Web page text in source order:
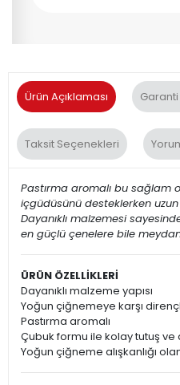
Ürün Açıklaması
Taksit Seçenekleri
Pastırma aromalı bu sağlam
içgüdüsünü desteklerken uzun
Dayanıklı malzemesi
en güçlü çenelere bile
ÜRÜN ÖZELLİKLERİ
Dayanıklı malzeme yapısı
Yoğun çiğnemeye karşı
Pastırma aromalı
Çubuk formu ile kolay tutuş ve
Yoğun çiğneme alışkanlığı